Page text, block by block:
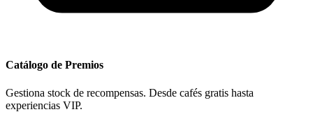
Catálogo de Premios
Gestiona stock de recompensas. Desde cafés gratis hasta
experiencias VIP.